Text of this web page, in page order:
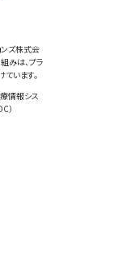
ンズ株式会
みは、プラ
います。
情報シス
）